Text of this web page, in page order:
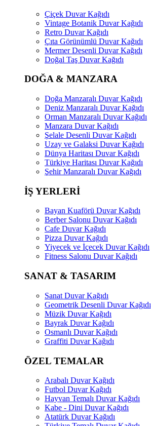
Çiçek Duvar Kağıdı
Vintage Botanik Duvar Kağıdı
Retro Duvar Kağıdı
Çıta Görünümlü Duvar Kağıdı
Mermer Desenli Duvar Kağıdı
Doğal Taş Duvar Kağıdı
DOĞA & MANZARA
Doğa Manzaralı Duvar Kağıdı
Deniz Manzaralı Duvar Kağıdı
Orman Manzaralı Duvar Kağıdı
Manzara Duvar Kağıdı
Şelale Desenli Duvar Kağıdı
Uzay ve Galaksi Duvar Kağıdı
Dünya Haritası Duvar Kağıdı
Türkiye Haritası Duvar Kağıdı
Şehir Manzaralı Duvar Kağıdı
İŞ YERLERİ
Bayan Kuaförü Duvar Kağıdı
Berber Salonu Duvar Kağıdı
Cafe Duvar Kağıdı
Pizza Duvar Kağıdı
Yiyecek ve İçecek Duvar Kağıdı
Fitness Salonu Duvar Kağıdı
SANAT & TASARIM
Sanat Duvar Kağıdı
Geometrik Desenli Duvar Kağıdı
Müzik Duvar Kağıdı
Bayrak Duvar Kağıdı
Osmanlı Duvar Kağıdı
Graffiti Duvar Kağıdı
ÖZEL TEMALAR
Arabalı Duvar Kağıdı
Futbol Duvar Kağıdı
Hayvan Temalı Duvar Kağıdı
Kabe - Dini Duvar Kağıdı
Atatürk Duvar Kağıdı